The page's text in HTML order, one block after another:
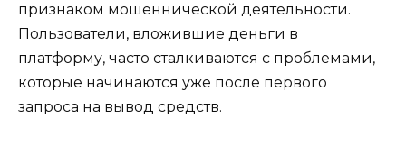
признаком мошеннической деятельности.
Пользователи, вложившие деньги в
платформу, часто сталкиваются с проблемами,
которые начинаются уже после первого
запроса на вывод средств.